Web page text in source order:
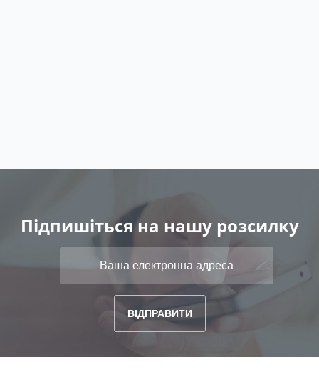
Підпишіться на нашу розсилку